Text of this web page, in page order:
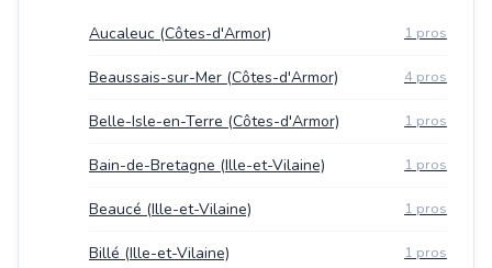
Aucaleuc (Côtes-d'Armor) 1 pros
Beaussais-sur-Mer (Côtes-d'Armor) 4 pros
Belle-Isle-en-Terre (Côtes-d'Armor) 1 pros
Bain-de-Bretagne (Ille-et-Vilaine) 1 pros
Beaucé (Ille-et-Vilaine) 1 pros
Billé (Ille-et-Vilaine) 1 pros